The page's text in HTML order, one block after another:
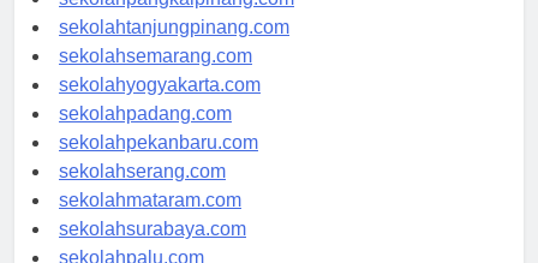
sekolahpangkalpinang.com
sekolahtanjungpinang.com
sekolahsemarang.com
sekolahyogyakarta.com
sekolahpadang.com
sekolahpekanbaru.com
sekolahserang.com
sekolahmataram.com
sekolahsurabaya.com